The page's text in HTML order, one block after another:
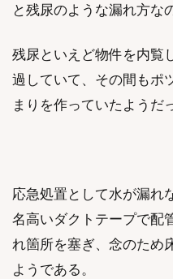
と残尿のような漏れ方な
残尿といえど物件を内覧
過していて、その間もポ
まりを作っていたようだ
応急処置として水が漏れ
名高いダクトテープで配
れ箇所を塞ぎ、念のため
ようである。